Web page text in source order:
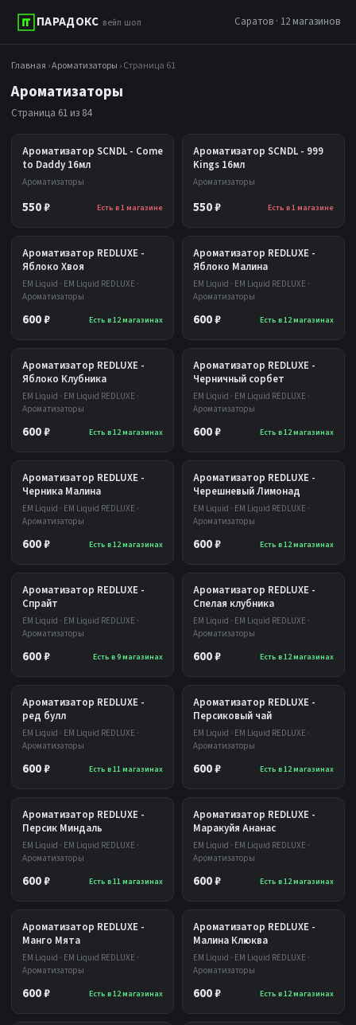
ПАРАДОКС вейп шоп Саратов · 12 магазинов
Главная ›Ароматизаторы › Страница 61
Ароматизаторы
Страница 61 из 84
Ароматизатор SCNDL - Come
to Daddy 16мл
Ароматизаторы
550 ₽ Есть в 1 магазине
Ароматизатор SCNDL - 999
Kings 16мл
Ароматизаторы
550 ₽ Есть в 1 магазине
Ароматизатор REDLUXE -
Яблоко Хвоя
EM Liquid · EM Liquid REDLUXE ·
Ароматизаторы
600 ₽ Есть в 12 магазинах
Ароматизатор REDLUXE -
Яблоко Малина
EM Liquid · EM Liquid REDLUXE ·
Ароматизаторы
600 ₽ Есть в 12 магазинах
Ароматизатор REDLUXE -
Яблоко Клубника
EM Liquid · EM Liquid REDLUXE ·
Ароматизаторы
600 ₽ Есть в 12 магазинах
Ароматизатор REDLUXE -
Черничный сорбет
EM Liquid · EM Liquid REDLUXE ·
Ароматизаторы
600 ₽ Есть в 12 магазинах
Ароматизатор REDLUXE -
Черника Малина
EM Liquid · EM Liquid REDLUXE ·
Ароматизаторы
600 ₽ Есть в 12 магазинах
Ароматизатор REDLUXE -
Черешневый Лимонад
EM Liquid · EM Liquid REDLUXE ·
Ароматизаторы
600 ₽ Есть в 12 магазинах
Ароматизатор REDLUXE -
Спрайт
EM Liquid · EM Liquid REDLUXE ·
Ароматизаторы
600 ₽ Есть в 9 магазинах
Ароматизатор REDLUXE -
Спелая клубника
EM Liquid · EM Liquid REDLUXE ·
Ароматизаторы
600 ₽ Есть в 12 магазинах
Ароматизатор REDLUXE -
ред булл
EM Liquid · EM Liquid REDLUXE ·
Ароматизаторы
600 ₽ Есть в 11 магазинах
Ароматизатор REDLUXE -
Персиковый чай
EM Liquid · EM Liquid REDLUXE ·
Ароматизаторы
600 ₽ Есть в 12 магазинах
Ароматизатор REDLUXE -
Персик Миндаль
EM Liquid · EM Liquid REDLUXE ·
Ароматизаторы
600 ₽ Есть в 11 магазинах
Ароматизатор REDLUXE -
Маракуйя Ананас
EM Liquid · EM Liquid REDLUXE ·
Ароматизаторы
600 ₽ Есть в 12 магазинах
Ароматизатор REDLUXE -
Манго Мята
EM Liquid · EM Liquid REDLUXE ·
Ароматизаторы
600 ₽ Есть в 12 магазинах
Ароматизатор REDLUXE -
Малина Клюква
EM Liquid · EM Liquid REDLUXE ·
Ароматизаторы
600 ₽ Есть в 12 магазинах